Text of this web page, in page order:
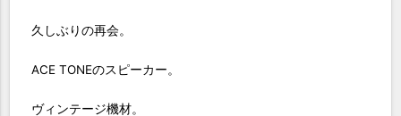
久しぶりの再会。
ACE TONEのスピーカー。
ヴィンテージ機材。